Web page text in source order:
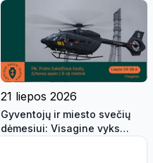
21 liepos 2026
Gyventojų ir miesto svečių
dėmesiui: Visagine vyks
kompleksinės šaulių pratybos